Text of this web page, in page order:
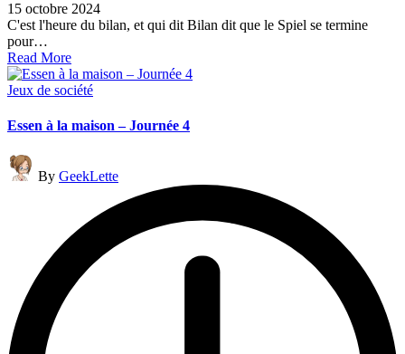
15 octobre 2024
C'est l'heure du bilan, et qui dit Bilan dit que le Spiel se termine
pour…
Read More
Posted
Jeux de société
Essen à la maison – Journée 4
Posted
by
By GeekLette